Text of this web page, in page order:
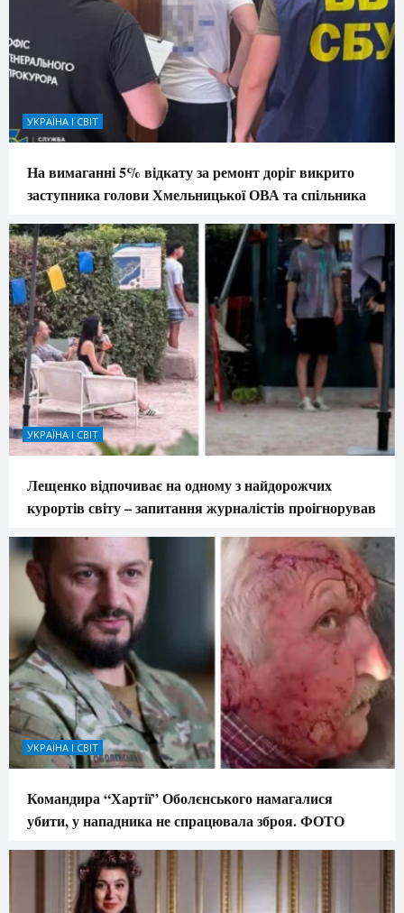
УКРАЇНА І СВІТ
На вимаганні 5% відкату за ремонт доріг викрито
заступника голови Хмельницької ОВА та спільника
УКРАЇНА І СВІТ
Лещенко відпочиває на одному з найдорожчих
курортів світу – запитання журналістів проігнорував
УКРАЇНА І СВІТ
Командира “Хартії” Оболєнського намагалися
убити, у нападника не спрацювала зброя. ФОТО